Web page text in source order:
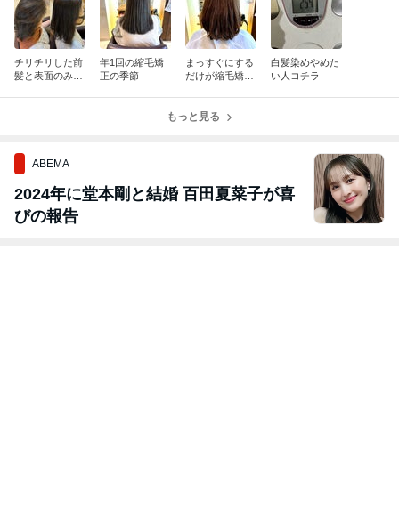
チリチリした前
髪と表面のみの
年1回の縮毛矯
正の季節
まっすぐにする
だけが縮毛矯正
白髪染めやめた
い人コチラ
もっと見る
ABEMA
2024年に堂本剛と結婚 百田夏菜子が喜
びの報告